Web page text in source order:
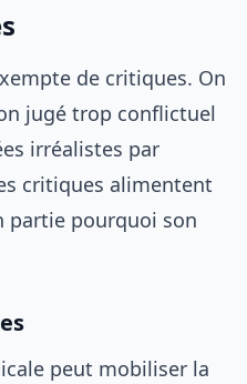
de critiques. On
jugé trop conflictuel
irréalistes par
critiques alimentent
partie pourquoi son
peut mobiliser la